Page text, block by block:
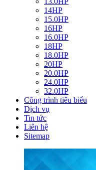
14HP
15.0HP
16HP
16.0HP
18HP
18.0HP
20HP
20.0HP
24.0HP
32.0HP
Công trình tiêu biểu
Dịch vụ
Tin tức
Liên hệ
Sitemap